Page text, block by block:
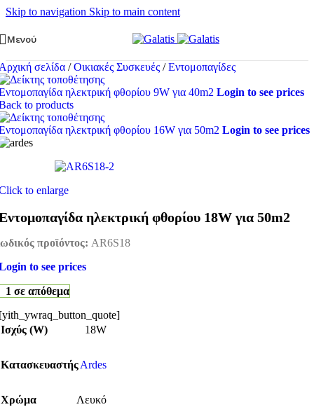
Skip to navigation Skip to main content
Μενού
σελίδα / Οικιακές Συσκευές / Εντομοπαγίδες
ηλεκτρική φθορίου 9W για 40m2 Login to see prices
to products
ηλεκτρική φθορίου 16W για 50m2 Login to see prices
to enlarge
ηλεκτρική φθορίου 18W για 50m2
προϊόντος: AR6S18
to see prices
1 σε απόθεμα
Ισχύς (W)
18W
ΚατασκευαστήςArdes
Χρώμα
Λευκό